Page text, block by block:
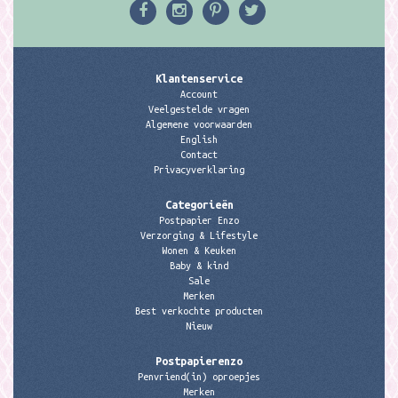
Klantenservice
Account
Veelgestelde vragen
Algemene voorwaarden
English
Contact
Privacyverklaring
Categorieën
Postpapier Enzo
Verzorging & Lifestyle
Wonen & Keuken
Baby & kind
Sale
Merken
Best verkochte producten
Nieuw
Postpapierenzo
Penvriend(in) oproepjes
Merken